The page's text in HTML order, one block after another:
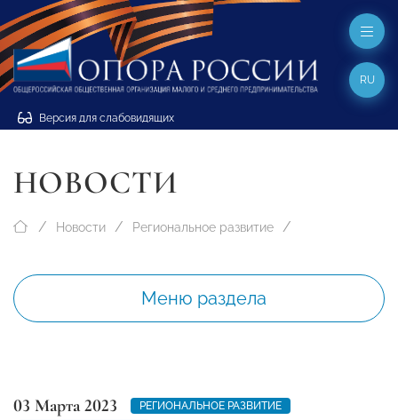
Версия для слабовидящих
RU
НОВОСТИ
Новости Региональное развитие
Меню раздела
03 Марта 2023
РЕГИОНАЛЬНОЕ РАЗВИТИЕ